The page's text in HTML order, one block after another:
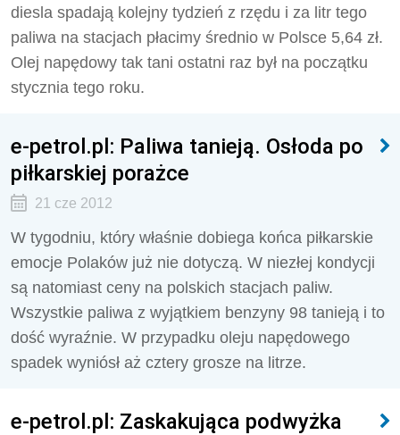
diesla spadają kolejny tydzień z rzędu i za litr tego
paliwa na stacjach płacimy średnio w Polsce 5,64 zł.
Olej napędowy tak tani ostatni raz był na początku
stycznia tego roku.
e-petrol.pl: Paliwa tanieją. Osłoda po
piłkarskiej porażce
21 cze 2012
W tygodniu, który właśnie dobiega końca piłkarskie
emocje Polaków już nie dotyczą. W niezłej kondycji
są natomiast ceny na polskich stacjach paliw.
Wszystkie paliwa z wyjątkiem benzyny 98 tanieją i to
dość wyraźnie. W przypadku oleju napędowego
spadek wyniósł aż cztery grosze na litrze.
e-petrol.pl: Zaskakująca podwyżka